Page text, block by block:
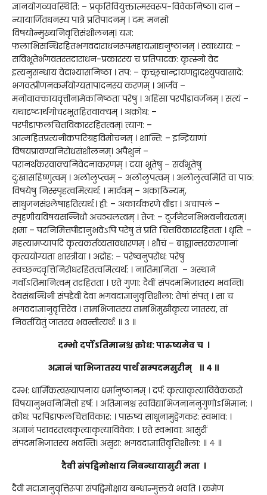
ज्ञानयोगव्यवस्थिति: – प्रकृतिवियुक्तात्मस्वरूप-विवेकनिष्ठा। दानं –
न्यायार्जितधनस्य पात्रे प्रतिपादनम् । दम: मनसो
विषयोन्मुख्यनिवृत्तिसंशीलनम्। यज्ञ:
फलाभिसन्धिरहितभगवदाराधनरूपमहायज्ञाद्यनुष्ठानम् । स्वाध्याय: –
सविभूतेर्भगवतस्तदाराधन-प्रकारस्य च प्रतिपादक: कृत्स्नो वेद
इत्यनुसन्धाय वेदाभ्यासनिष्ठा । तप: – कृच्छ्रचान्द्रायणद्वादश्युपवासादे:
भगवत्प्रीणनकर्मयोग्यतापादनस्य करणम् । आर्जवं –
मनोवाक्कायवृत्तीनामेकनिष्ठता परेषु । अहिंसा परपीडावर्जनम् । सत्यं –
यथादृष्टार्थगोचरभूतहितवाक्यम् । अक्रोध: –
परपीडाफलचित्तविकाररहितत्वम्। त्याग: –
आत्महितप्रत्यनीकपरिग्रहविमोचनम् । शान्ति: – इन्द्रियाणां
विषयप्रावण्यनिरोधसंशीलनम्। अपैशुनं –
परानर्थकरवाक्यनिवेदनाकरणम् । दया भूतेषु – सर्वभूतेषु
दु:खासहिष्णुत्वम् । अलोलुप्त्वम् – अलोलुपत्वम् । अलोलुत्वमिति वा पाठ:
विषयेषु निस्स्पृहत्वमित्यर्थ: । मार्दवम् – अकाठिन्यम्,
साधुजनसंश्लेषार्हातेत्यर्थ:। ह्री: – अकार्यकरणे व्रीडा । अचापलं –
स्पृहणीयविषयसन्निधौ अचञ्चलत्वम् । तेज: – दुर्जनैरनभिभवनीयत्वम्।
क्षमा – परनिमित्तपीडानुभवेऽपि परेषु तं प्रति चित्तविकाररहितता । धृति: –
महत्यामप्यापदि कृत्यकर्तव्यतावधारणम् । शौचं – बाह्यान्तरकरणानां
कृत्ययोग्यता शास्त्रीया । अद्रोह: – परेष्वनुपरोध: परेषु
स्वच्छन्दवृत्तिनिरोधरहितत्वमित्यर्थ: । नातिमानिता – अस्थाने
गर्वोऽतिमानित्वम् तद्रहितता । एते गुणा: दैवीं संपदमभिजातस्य भवन्ति।
देवसंबन्धिनी संपद्दैवी देवा भगवदाज्ञानुवृत्तिशीला: तेषां संपत् । सा च
भगवदाज्ञानुवृत्तिरेव । तामभिजातस्य तामभिमुखीकृत्य जातस्य, तां
निवर्तयितुं जातस्य भवन्तीत्यर्थ: ॥ ३ ॥
दम्भो दर्पोऽतिमानश्च क्रोध: पारुष्यमेव च ।
अज्ञानं चाभिजातस्य पार्थ सम्पदमसुरीम् ॥ ४ ॥
दम्भ: धार्मिकत्वख्यापनाय धर्मानुष्ठानम् । दर्प: कृत्याकृत्याविवेककरो
विषयानुभवनिमित्तो हर्ष: । अतिमानश्च स्वविद्याभिजनाननुगुणोऽभिमान: ।
क्रोध: परपिडाफलचित्तविकार: । पारुष्यं साधूनामुद्वेगकर: स्वभाव: ।
अज्ञानं परावरतत्त्वकृत्याकृत्याविवेक: । एते स्वभावा: आसुरीं
संपदमभिजातस्य भवन्ति। असुरा: भगवदाज्ञातिवृत्तिशीला: ॥ ४ ॥
दैवी संपद्विमोक्षाय निबन्धायासुरी मता ।
दैवी मदाज्ञानुवृत्तिरूपा संपद्विमोक्षाय बन्धान्मुक्तये भवति । क्रमेण